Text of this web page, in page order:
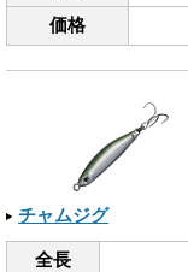
価格
チャムジグ
全長